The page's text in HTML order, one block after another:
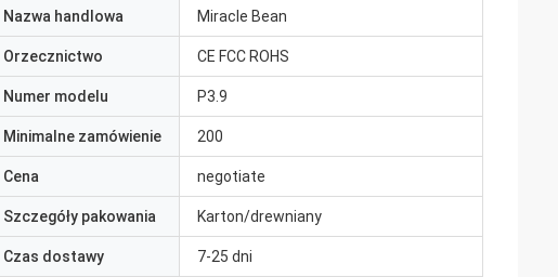
Nazwa handlowa Miracle Bean
Orzecznictwo CE FCC ROHS
Numer modelu P3.9
Minimalne zamówienie 200
Cena negotiate
Szczegóły pakowania Karton/drewniany
Czas dostawy 7-25 dni